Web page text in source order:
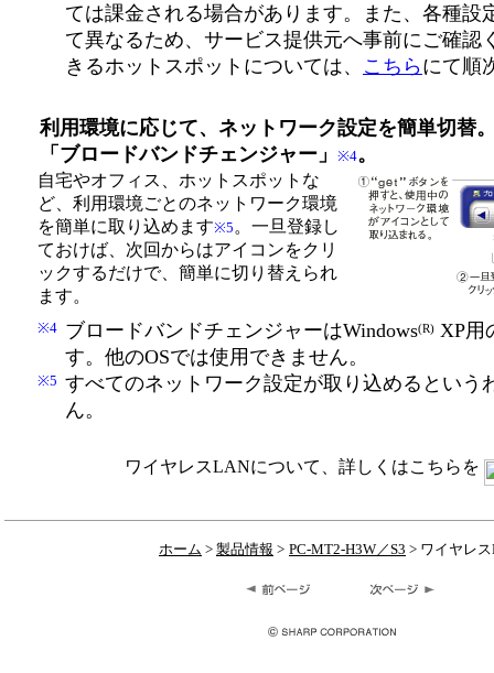
ては課金される場合があります。また、各種設
て異なるため、サービス提供元へ事前にご確認
きるホットスポットについては、 こちらにて順
利用環境に応じて、ネットワーク設定を簡単切替
「ブロードバンドチェンジャー」
※4。
自宅やオフィス、ホットスポットな
ど、利用環境ごとのネットワーク環境
を簡単に取り込めます※5 。一旦登録し
ておけば、次回からはアイコンをクリ
ックするだけで、簡単に切り替えられ
ます。
※4 ブロードバンドチェンジャーはWindows(R) XP用
す。他のOSでは使用できません。
※5 すべてのネットワーク設定が取り込めるという
ん。
ワイヤレスLANについて、詳しくはこちらを
ホーム > 製品情報 > PC-MT2-H3W／S3 > ワイヤレ